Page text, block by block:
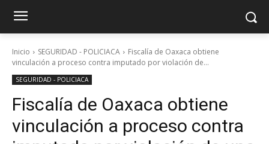
Inicio SEGURIDAD - POLICIACA
Fiscalía de Oaxaca obtiene
vinculación a proceso contra imputado por violación de...
SEGURIDAD - POLICIACA
Fiscalía de Oaxaca obtiene
vinculación a proceso contra